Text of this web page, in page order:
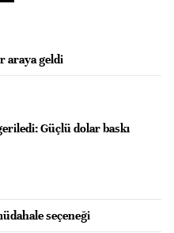
araya geldi
Güçlü dolar baskı
seçeneği